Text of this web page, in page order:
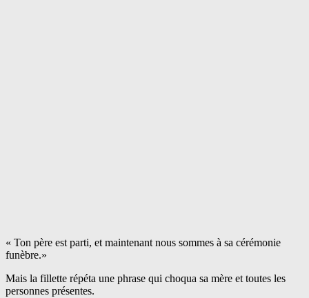
« Ton père est parti, et maintenant nous sommes à sa cérémonie
funèbre.»
Mais la fillette répéta une phrase qui choqua sa mère et toutes les
personnes présentes.